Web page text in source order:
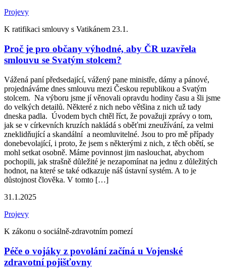
Projevy
K ratifikaci smlouvy s Vatikánem 23.1.
Proč je pro občany výhodné, aby ČR uzavřela
smlouvu se Svatým stolcem?
Vážená paní předsedající, vážený pane ministře, dámy a pánové,
projednáváme dnes smlouvu mezi Českou republikou a Svatým
stolcem. Na výboru jsme jí věnovali opravdu hodiny času a šli jsme
do velkých detailů. Některé z nich nebo většina z nich už tady
dneska padla. Úvodem bych chtěl říct, že považuji zprávy o tom,
jak se v církevních kruzích nakládá s oběťmi zneužívání, za velmi
zneklidňující a skandální a neomluvitelné. Jsou to pro mě případy
donebevolající, i proto, že jsem s některými z nich, z těch obětí, se
mohl setkat osobně. Máme povinnost jim naslouchat, abychom
pochopili, jak strašně důležité je nezapomínat na jednu z důležitých
hodnot, na které se také odkazuje náš ústavní systém. A to je
důstojnost člověka. V tomto […]
31.1.2025
Projevy
K zákonu o sociálně-zdravotním pomezí
Péče o vojáky z povolání začíná u Vojenské
zdravotní pojišťovny